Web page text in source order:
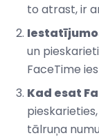
to atrast, ir
un
FaceTime
Kad esat
tālruņa